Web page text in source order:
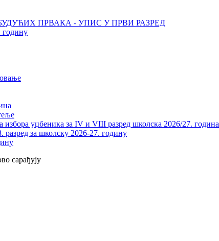
ПРВАКА - УПИС У ПРВИ РАЗРЕД
годину
уџбеника за IV и VIII разред школска 2026/27. година
разред за школску 2026-27. годину
сарађују